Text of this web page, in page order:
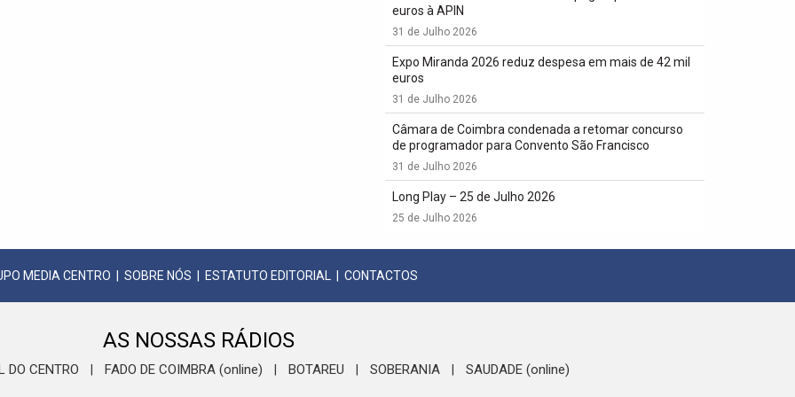
euros à APIN
31 de Julho 2026
Expo Miranda 2026 reduz despesa em mais de 42 mil
euros
31 de Julho 2026
Câmara de Coimbra condenada a retomar concurso
de programador para Convento São Francisco
31 de Julho 2026
Long Play – 25 de Julho 2026
25 de Julho 2026
MEDIA CENTRO SOBRE NÓS ESTATUTO EDITORIAL CONTACTOS
AS NOSSAS RÁDIOS
DO CENTRO FADO DE COIMBRA (online) BOTAREU SOBERANIA SAUDADE (online)